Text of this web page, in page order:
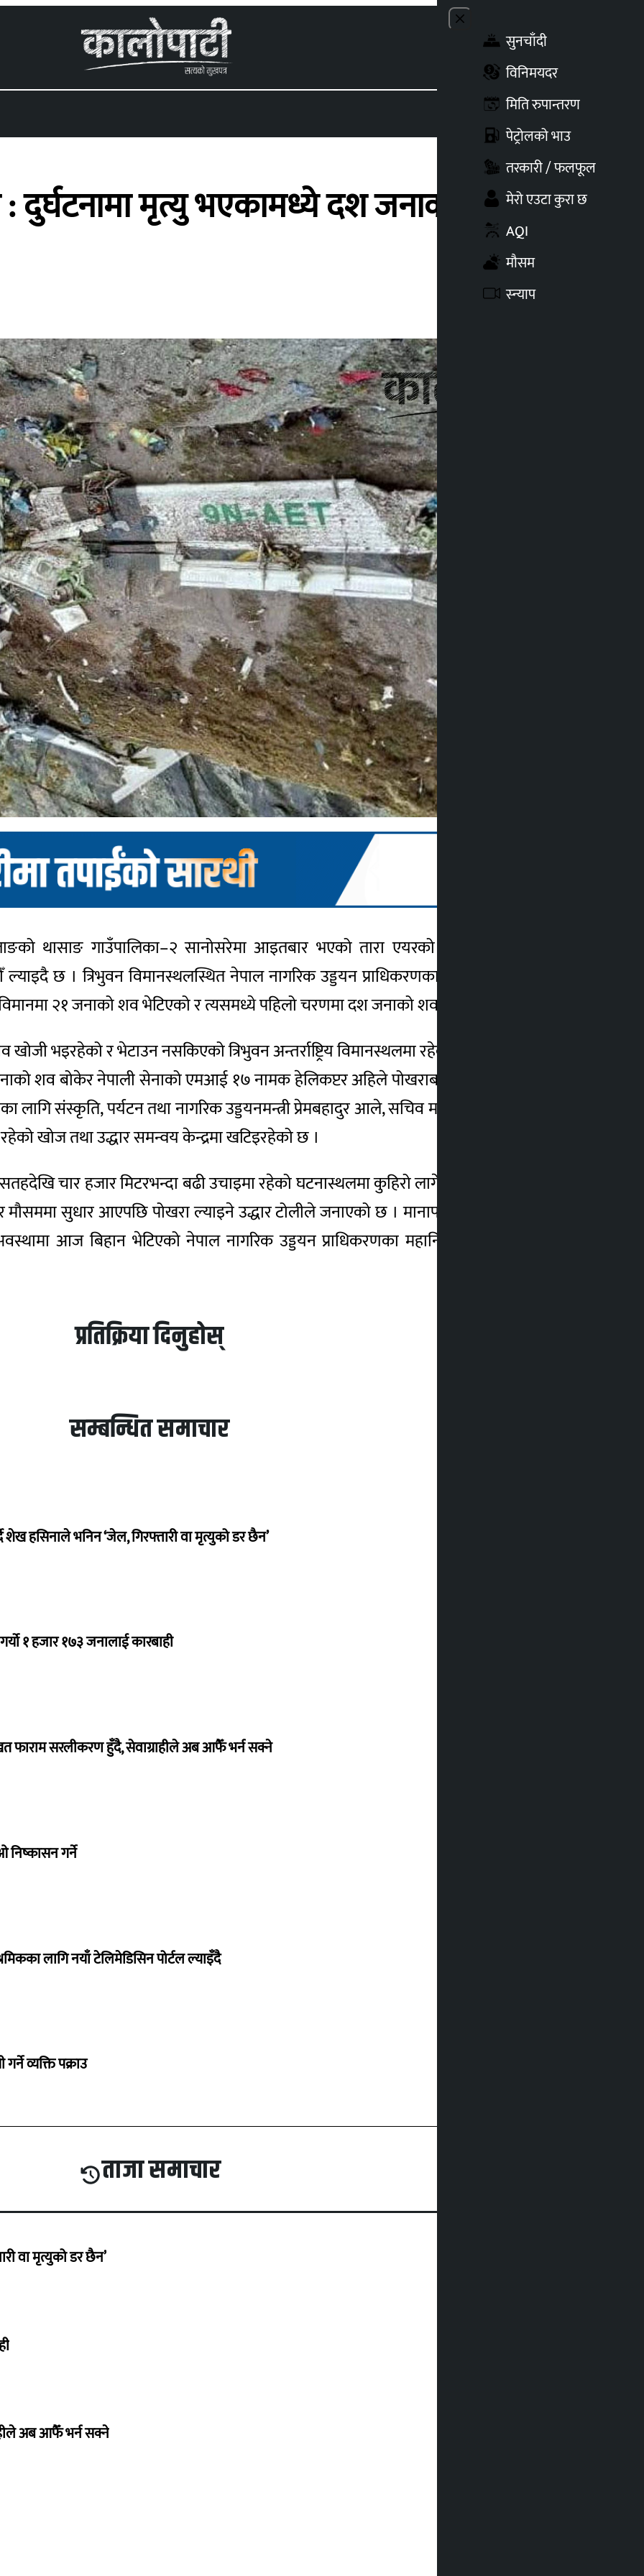
Close menu
सुनचाँदी
विनिमयदर
मिति रुपान्तरण
पेट्रोलको भाउ
तरकारी / फलफूल
मेरो एउटा कुरा छ
AQI
मौसम
स्न्याप
: दुर्घटनामा मृत्यु भएकामध्ये दश जनाको शव
थासाङ गाउँपालिका–२ सानोसरेमा आइतबार भएको तारा एयरको जहाज दुर्घटनामा परी मृत्यु
छ । त्रिभुवन विमानस्थलस्थित नेपाल नागरिक उड्डयन प्राधिकरणका प्रवक्ता टेकनाथ सिटौँलाका
२१ जनाको शव भेटिएको र त्यसमध्ये पहिलो चरणमा दश जनाको शव काठमाडौँमा ल्याइँदै छ ।
भइरहेको र भेटाउन नसकिएको त्रिभुवन अन्तर्राष्ट्रिय विमानस्थलमा रहेको खोज तथा उद्धार समन्वय
शव बोकेर नेपाली सेनाको एमआई १७ नामक हेलिकप्टर अहिले पोखराबाट काठमाडौँका लागि उडेको
संस्कृति, पर्यटन तथा नागरिक उड्डयनमन्त्री प्रेमबहादुर आले, सचिव महेश्वर न्यौपाने सहितको टोली
रहेको खोज तथा उद्धार समन्वय केन्द्रमा खटिइरहेको छ ।
चार हजार मिटरभन्दा बढी उचाइमा रहेको घटनास्थलमा कुहिरो लागेको बताइएको छ । भेटिएका
सुधार आएपछि पोखरा ल्याइने उद्धार टोलीले जनाएको छ । मानापाथी हिमालको फेदीमा रहेको
आज बिहान भेटिएको नेपाल नागरिक उड्डयन प्राधिकरणका महानिर्देशक ई प्रदीप अधिकारीले
प्रतिक्रिया दिनुहोस्
सम्बन्धित समाचार
शेख हसिनाले भनिन ‘जेल, गिरफ्तारी वा मृत्युको डर छैन’
गर्यो १ हजार १७३ जनालाई कारबाही
फाराम सरलीकरण हुँदै, सेवाग्राहीले अब आफैँ भर्न सक्ने
निष्कासन गर्ने
लागि नयाँ टेलिमेडिसिन पोर्टल ल्याइँदै
व्यक्ति पक्राउ
ताजा समाचार
वा मृत्युको डर छैन’
अब आफैँ भर्न सक्ने